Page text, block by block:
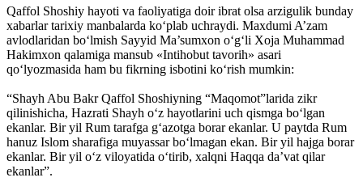
Qaffol Shoshiy hayoti va faoliyatiga doir ibrat olsa arzigulik bunday
xabarlar tarixiy manbalarda ko‘plab uchraydi. Maxdumi A’zam
avlodlaridan bo‘lmish Sayyid Ma’sumxon o‘g‘li Xoja Muhammad
Hakimxon qalamiga mansub «Intihobut tavorih» asari
qo‘lyozmasida ham bu fikrning isbotini ko‘rish mumkin:
“Shayh Abu Bakr Qaffol Shoshiyning “Maqomot”larida zikr
qilinishicha, Hazrati Shayh o‘z hayotlarini uch qismga bo‘lgan
ekanlar. Bir yil Rum tarafga g‘azotga borar ekanlar. U paytda Rum
hanuz Islom sharafiga muyassar bo‘lmagan ekan. Bir yil hajga borar
ekanlar. Bir yil o‘z viloyatida o‘tirib, xalqni Haqqa da’vat qilar
ekanlar”.